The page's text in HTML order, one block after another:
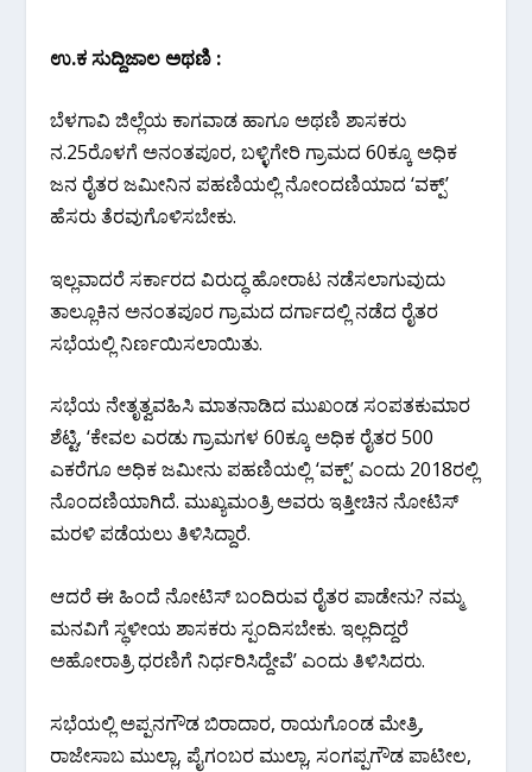
ಉ.ಕ ಸುದ್ದಿಜಾಲ ಅಥಣಿ :
ಬೆಳಗಾವಿ ಜಿಲ್ಲೆಯ ಕಾಗವಾಡ ಹಾಗೂ ಅಥಣಿ ಶಾಸಕರು
ನ.25ರೊಳಗೆ ಅನಂತಪೂರ, ಬಳ್ಳಿಗೇರಿ ಗ್ರಾಮದ 60ಕ್ಕೂ ಅಧಿಕ
ಜನ ರೈತರ ಜಮೀನಿನ ಪಹಣಿಯಲ್ಲಿ ನೋಂದಣಿಯಾದ ‘ವಕ್ಪ್’
ಹೆಸರು ತೆರವುಗೊಳಿಸಬೇಕು.
ಇಲ್ಲವಾದರೆ ಸರ್ಕಾರದ ವಿರುದ್ಧ ಹೋರಾಟ ನಡೆಸಲಾಗುವುದು
ತಾಲ್ಲೂಕಿನ ಅನಂತಪೂರ ಗ್ರಾಮದ ದರ್ಗಾದಲ್ಲಿ ನಡೆದ ರೈತರ
ಸಭೆಯಲ್ಲಿ ನಿರ್ಣಯಿಸಲಾಯಿತು.
ಸಭೆಯ ನೇತೃತ್ವವಹಿಸಿ ಮಾತನಾಡಿದ ಮುಖಂಡ ಸಂಪತಕುಮಾರ
ಶೆಟ್ಟಿ, ‘ಕೇವಲ ಎರಡು ಗ್ರಾಮಗಳ 60ಕ್ಕೂ ಅಧಿಕ ರೈತರ 500
ಎಕರೆಗೂ ಅಧಿಕ ಜಮೀನು ಪಹಣಿಯಲ್ಲಿ ‘ವಕ್ಪ್’ ಎಂದು‌ 2018ರಲ್ಲಿ
ನೊಂದಣಿಯಾಗಿದೆ. ಮುಖ್ಯಮಂತ್ರಿ ಅವರು ಇತ್ತೀಚಿನ ನೋಟಿಸ್
ಮರಳಿ ಪಡೆಯಲು ತಿಳಿಸಿದ್ದಾರೆ.
ಆದರೆ ಈ ಹಿಂದೆ ನೋಟಿಸ್ ಬಂದಿರುವ ರೈತರ ಪಾಡೇನು? ನಮ್ಮ
ಮನವಿಗೆ ಸ್ಥಳೀಯ ಶಾಸಕರು ಸ್ಪಂದಿಸಬೇಕು. ಇಲ್ಲದಿದ್ದರೆ
ಅಹೋರಾತ್ರಿ ಧರಣಿಗೆ ನಿರ್ಧರಿಸಿದ್ದೇವೆ’ ಎಂದು ತಿಳಿಸಿದರು.
ಸಭೆಯಲ್ಲಿ ಅಪ್ಪನಗೌಡ ಬಿರಾದಾರ, ರಾಯಗೊಂಡ ಮೇತ್ರಿ,
ರಾಜೇಸಾಬ ಮುಲ್ಲಾ, ಪೈಗಂಬರ ಮುಲ್ಲಾ, ಸಂಗಪ್ಪಗೌಡ ಪಾಟೀಲ,